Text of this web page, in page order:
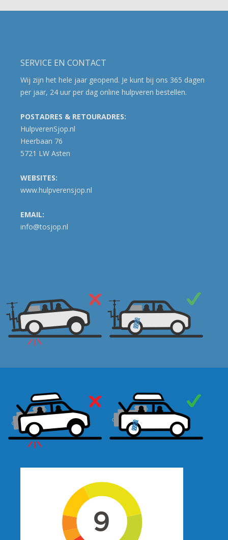
SERVICE EN CONTACT
Wij zijn het hele jaar geopend. Je kunt bij ons 365 dagen
per jaar, 24 uur per dag online hulpveren bestellen.
POSTADRES & RETOURADRES:
HulpverenSjop.nl
Heerbaan 76
5721 LW Asten
WEBSITES:
www.hulpverensjop.nl
EMAIL:
info@tosjop.nl